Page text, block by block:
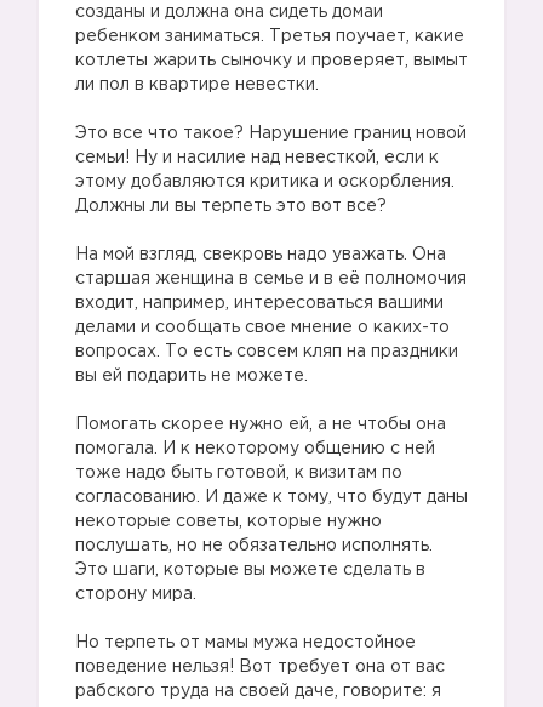
созданы и должна она сидеть домаи
ребенком заниматься. Третья поучает, какие
котлеты жарить сыночку и проверяет, вымыт
ли пол в квартире невестки.
Это все что такое? Нарушение границ новой
семьи! Ну и насилие над невесткой, если к
этому добавляются критика и оскорбления.
Должны ли вы терпеть это вот все?
На мой взгляд, свекровь надо уважать. Она
старшая женщина в семье и в её полномочия
входит, например, интересоваться вашими
делами и сообщать свое мнение о каких-то
вопросах. То есть совсем кляп на праздники
вы ей подарить не можете.
Помогать скорее нужно ей, а не чтобы она
помогала. И к некоторому общению с ней
тоже надо быть готовой, к визитам по
согласованию. И даже к тому, что будут даны
некоторые советы, которые нужно
послушать, но не обязательно исполнять.
Это шаги, которые вы можете сделать в
сторону мира.
Но терпеть от мамы мужа недостойное
поведение нельзя! Вот требует она от вас
рабского труда на своей даче, говорите: я